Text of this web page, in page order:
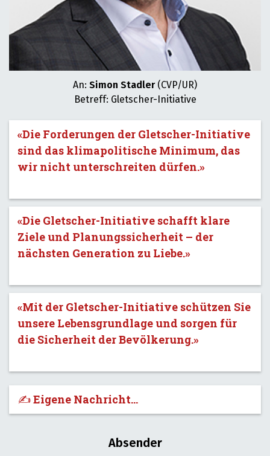
An: Simon Stadler(CVP/UR)
Betreff: Gletscher-Initiative
«Die Forderungen der Gletscher-Initiative
sind das klimapolitische Minimum, das
wir nicht unterschreiten dürfen.»
«Die Gletscher-Initiative schafft klare
Ziele und Planungssicherheit – der
nächsten Generation zu Liebe.»
«Mit der Gletscher-Initiative schützen Sie
unsere Lebensgrundlage und sorgen für
die Sicherheit der Bevölkerung.»
✍️ Eigene Nachricht...
Absender